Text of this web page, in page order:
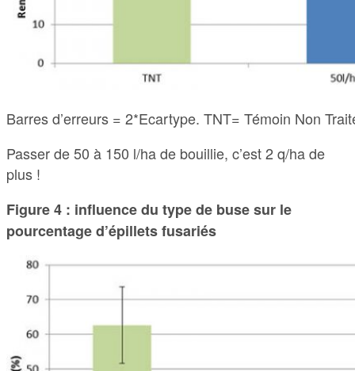
Barres d’erreurs = 2*Ecartype. TNT= Témoin Non
Passer de 50 à 150 l/ha de bouillie, c’est 2 q/ha de
plus !
Figure 4 : influence du type de buse sur le
pourcentage d’épillets fusariés